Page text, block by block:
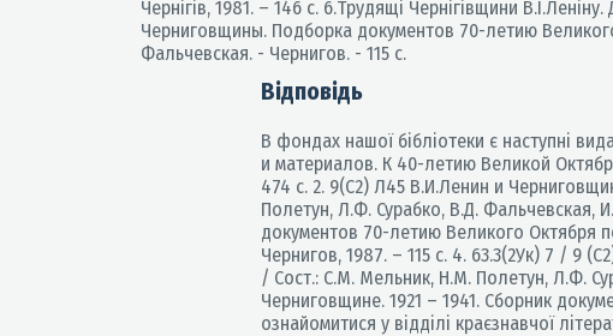
Чернігів, 1981. – 146 с. 6.Трудящі Чернігівщини
Черниговщины. Подборка документов 70-летию
Фальчевская. - Чернигов. - 115 с.
Відповідь
В фондах нашої бібліотеки є наступні
и материалов. К 40-летию Великой
474 с. 2. 9(С2) Л45 В.И.Ленин и
Полетун, Л.Ф. Сурабко, В.Д. Фальчевская,
документов 70-летию Великого Октября
Чернигов, 1987. – 115 с. 4. 63.3(2Ук) 7 / 9
/ Сост.: С.М. Мельник, Н.М. Полетун, Л.Ф.
Черниговщине. 1921 – 1941. Сборник
ознайомитися у відділі краєзнавчої